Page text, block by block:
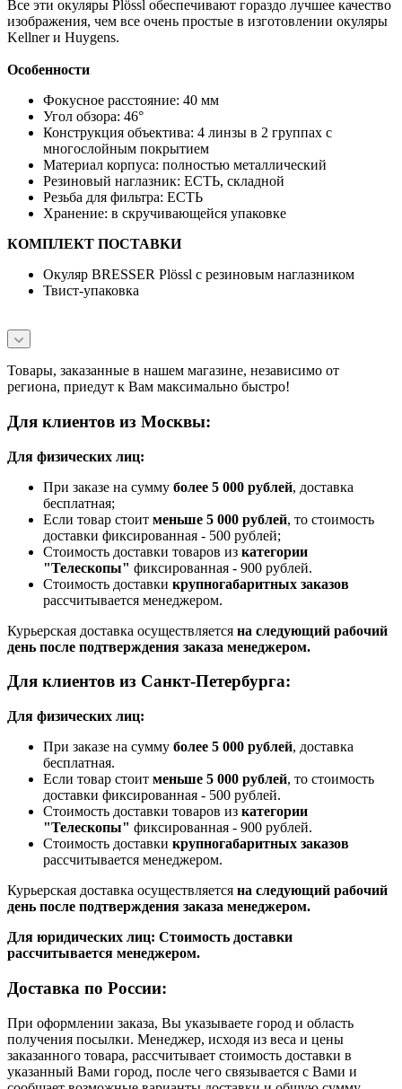
Все эти окуляры Plössl обеспечивают гораздо лучшее качество
изображения, чем все очень простые в изготовлении окуляры
Kellner и Huygens.
Особенности
Фокусное расстояние: 40 мм
Угол обзора: 46°
Конструкция объектива: 4 линзы в 2 группах с
многослойным покрытием
Материал корпуса: полностью металлический
Резиновый наглазник: ЕСТЬ, складной
Резьба для фильтра: ЕСТЬ
Хранение: в скручивающейся упаковке
КОМПЛЕКТ ПОСТАВКИ
Окуляр BRESSER Plössl с резиновым наглазником
Твист-упаковка
Товары, заказанные в нашем магазине, независимо от
региона, приедут к Вам максимально быстро!
Для клиентов из Москвы:
Для физических лиц:
При заказе на сумму более 5 000 рублей, доставка
бесплатная;
Если товар стоит меньше 5 000 рублей, то стоимость
доставки фиксированная - 500 рублей;
Стоимость доставки товаров из категории
"Телескопы" фиксированная - 900 рублей.
Стоимость доставки крупногабаритных заказов
рассчитывается менеджером.
Курьерская доставка осуществляется на следующий рабочий
день после подтверждения заказа менеджером.
Для клиентов из Санкт-Петербурга:
Для физических лиц:
При заказе на сумму более 5 000 рублей, доставка
бесплатная.
Если товар стоит меньше 5 000 рублей, то стоимость
доставки фиксированная - 500 рублей.
Стоимость доставки товаров из категории
"Телескопы" фиксированная - 900 рублей.
Стоимость доставки крупногабаритных заказов
рассчитывается менеджером.
Курьерская доставка осуществляется на следующий рабочий
день после подтверждения заказа менеджером.
Для юридических лиц: Стоимость доставки
рассчитывается менеджером.
Доставка по России:
При оформлении заказа, Вы указываете город и область
получения посылки. Менеджер, исходя из веса и цены
заказанного товара, рассчитывает стоимость доставки в
указанный Вами город, после чего связывается с Вами и